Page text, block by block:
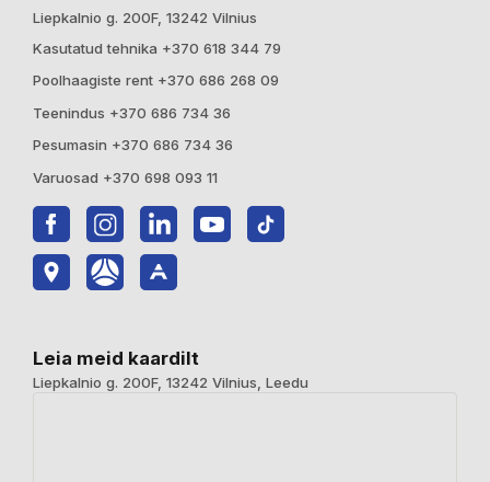
Liepkalnio g. 200F, 13242 Vilnius
Kasutatud tehnika +370 618 344 79
Poolhaagiste rent +370 686 268 09
Teenindus +370 686 734 36
Pesumasin +370 686 734 36
Varuosad +370 698 093 11
Leia meid kaardilt
Liepkalnio g. 200F, 13242 Vilnius, Leedu